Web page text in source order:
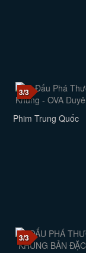
3/3
Phim Trung Quốc
3/3